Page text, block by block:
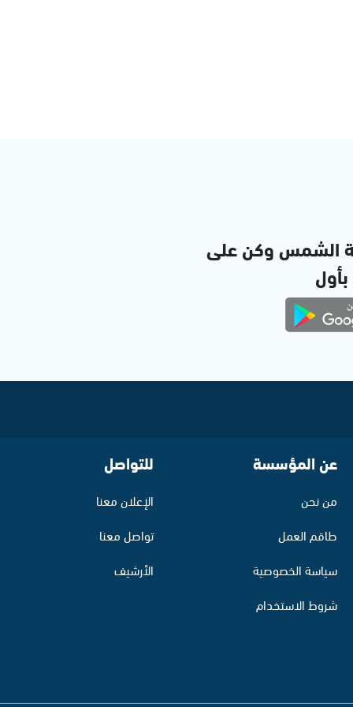
الشمس وكن على
بأول
عن المؤسسة
من نحن
طاقم العمل
سياسة الخصوصية
شروط الاستخدام
للتواصل
الإعلان معنا
تواصل معنا
الأرشيف